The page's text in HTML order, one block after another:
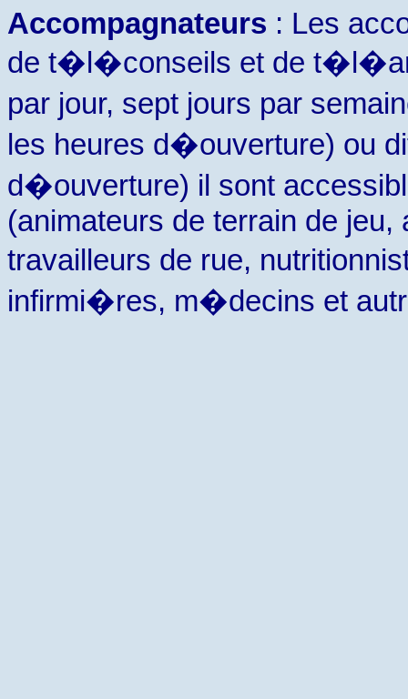
Accompagnateurs : Les
de t�l�conseils et de
par jour, sept jours par
les heures d�ouverture)
d�ouverture) il sont
(animateurs de terrain de
travailleurs de rue,
infirmi�res, m�decins et